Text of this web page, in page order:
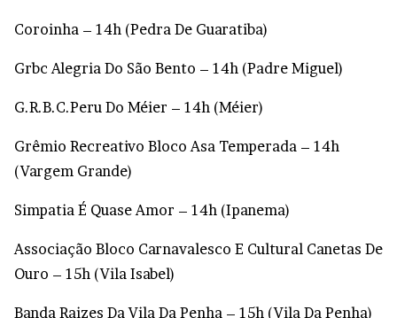
Coroinha – 14h (Pedra De Guaratiba)
Grbc Alegria Do São Bento – 14h (Padre Miguel)
G.R.B.C.Peru Do Méier – 14h (Méier)
Grêmio Recreativo Bloco Asa Temperada – 14h
(Vargem Grande)
Simpatia É Quase Amor – 14h (Ipanema)
Associação Bloco Carnavalesco E Cultural Canetas De
Ouro – 15h (Vila Isabel)
Banda Raizes Da Vila Da Penha – 15h (Vila Da Penha)